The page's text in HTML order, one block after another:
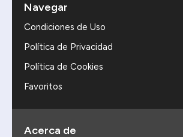
Navegar
Condiciones de Uso
Política de Privacidad
Política de Cookies
Favoritos
Acerca de